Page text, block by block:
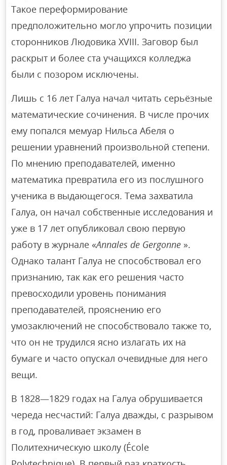
Такое переформирование
предположительно могло упрочить позиции
сторонников Людовика XVIII. Заговор был
раскрыт и более ста учащихся колледжа
были с позором исключены.
Лишь с 16 лет Галуа начал читать серьёзные
математические сочинения. В числе прочих
ему попался мемуар Нильса Абеля о
решении уравнений произвольной степени.
По мнению преподавателей, именно
математика превратила его из послушного
ученика в выдающегося. Тема захватила
Галуа, он начал собственные исследования и
уже в 17 лет опубликовал свою первую
работу в журнале «Annales de Gergonne ».
Однако талант Галуа не способствовал его
признанию, так как его решения часто
превосходили уровень понимания
преподавателей, прояснению его
умозаключений не способствовало также то,
что он не трудился ясно излагать их на
бумаге и часто опускал очевидные для него
вещи.
В 1828—1829 годах на Галуа обрушивается
череда несчастий: Галуа дважды, с разрывом
в год, проваливает экзамен в
Политехническую школу (École